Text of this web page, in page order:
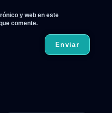
y web en este
comente.